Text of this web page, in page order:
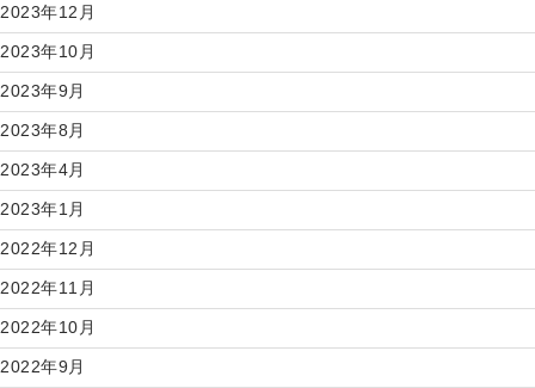
2023年12月
2023年10月
2023年9月
2023年8月
2023年4月
2023年1月
2022年12月
2022年11月
2022年10月
2022年9月